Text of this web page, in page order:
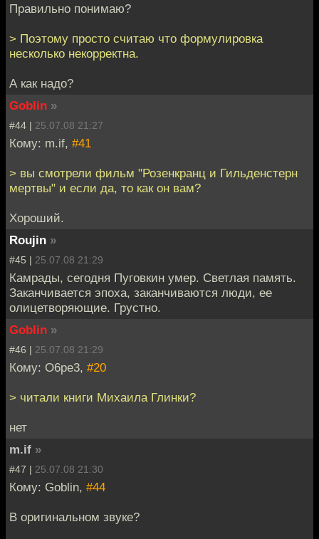
Правильно понимаю?
> Поэтому просто считаю что формулировка
несколько некорректна.
А как надо?
Goblin »
#44 | 25.07.08 21:27
Кому: m.if, #41
> вы смотрели фильм "Розенкранц и Гильденстерн
мертвы" и если да, то как он вам?
Хороший.
Roujin »
#45 | 25.07.08 21:29
Камрады, сегодня Пуговкин умер. Светлая память.
Заканчивается эпоха, заканчиваются люди, ее
олицетворяющие. Грустно.
Goblin »
#46 | 25.07.08 21:29
Кому: O6pe3, #20
> читали книги Михаила Глинки?
нет
m.if »
#47 | 25.07.08 21:30
Кому: Goblin, #44
В оригинальном звуке?